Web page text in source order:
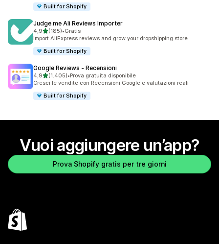
Built for Shopify
Judge.me Ali Reviews Importer
4,9stelle su 5
(185)
185 recensioni totali
•Gratis
Import AliExpress reviews and grow your dropshipping store
Built for Shopify
Google Reviews ‑ Recensioni
4,9stelle su 5
(1.405)
1405 recensioni totali
•Prova gratuita disponibile
Cresci le vendite con Recensioni Google e valutazioni reali
Built for Shopify
Vuoi aggiungere un’app?
Prova Shopify gratis per tre giorni